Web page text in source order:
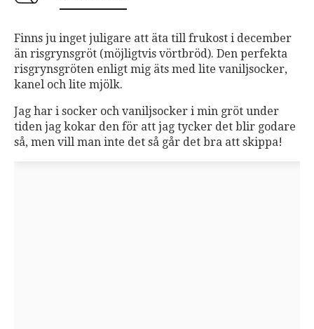
Finns ju inget juligare att äta till frukost i december
än risgrynsgröt (möjligtvis vörtbröd). Den perfekta
risgrynsgröten enligt mig äts med lite vaniljsocker,
kanel och lite mjölk.
Jag har i socker och vaniljsocker i min gröt under
tiden jag kokar den för att jag tycker det blir godare
så, men vill man inte det så går det bra att skippa!